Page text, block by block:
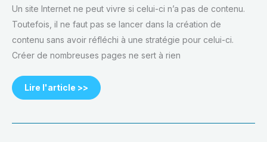
Un site Internet ne peut vivre si celui-ci n’a pas de contenu.
Toutefois, il ne faut pas se lancer dans la création de
contenu sans avoir réfléchi à une stratégie pour celui-ci.
Créer de nombreuses pages ne sert à rien
Lire l'article >>